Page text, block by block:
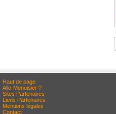
Haut de page
Allo-Menuisier ?
Sites Partenaires
Liens Partenaires
Mentions légales
Contact